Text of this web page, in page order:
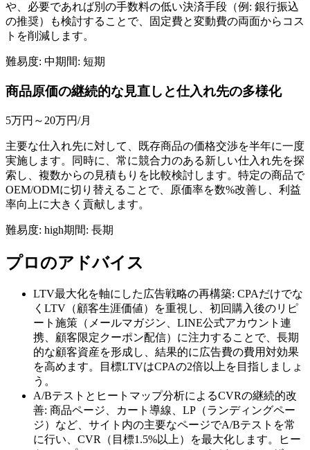
や、必要であれば別の手数料の低い決済手段（例: 銀行振込
の推奨）も検討することで、固定費と変動費の両面からコス
トを削減します。
難易度: 中期間: 短期
商品原価の継続的な見直しと仕入れ先の多様化
5万円～20万円/月
主要な仕入れ先に対して、既存商品の価格交渉を半年に一度
実施します。同時に、常に競合力のある新しい仕入れ先を探
索し、複数からの見積もりを比較検討します。特定の商品で
OEM/ODMに切り替えることで、原価率を数%改善し、利益
率向上に大きく貢献します。
難易度: high期間: 長期
プロのアドバイス
LTV最大化を軸にした広告戦略の再構築: CPAだけでな
くLTV（顧客生涯価値）を重視し、初回購入後のリピ
ート施策（メールマガジン、LINE公式アカウント連
携、顧客限定クーポン配信）に注力することで、長期
的な顧客資産を形成し、結果的に広告費の費用対効果
を高めます。目標LTVはCPAの2倍以上を目指しましょ
う。
A/Bテストとヒートマップ分析によるCVRの継続的改
善: 商品ページ、カート導線、LP（ランディングペー
ジ）など、サイト内の主要なページでA/Bテストを常
に行い、CVR（目標1.5%以上）を最大化します。ヒー